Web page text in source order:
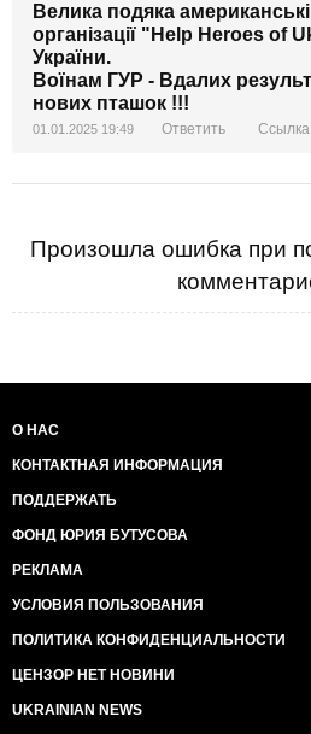
Велика подяка
організації "Help Heroes of
України.
Воїнам ГУР - Вдалих
нових пташок !!!
01.01.2025 19:49 Ответить Ссылка
Произошла ошибка при
О НАС
КОНТАКТНАЯ ИНФОРМАЦИЯ
ПОДДЕРЖАТЬ
ФОНД ЮРИЯ БУТУСОВА
РЕКЛАМА
УСЛОВИЯ ПОЛЬЗОВАНИЯ
ПОЛИТИКА КОНФИДЕНЦИАЛЬНОСТИ
ЦЕНЗОР НЕТ НОВИНИ
UKRAINIAN NEWS